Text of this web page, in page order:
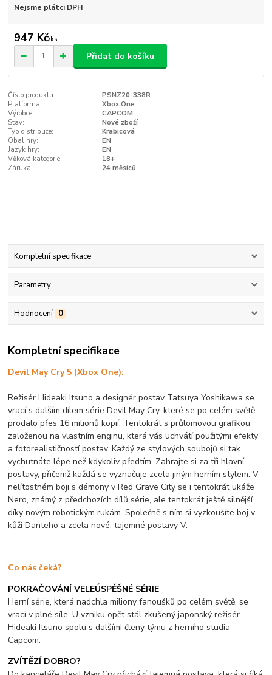
Nejsme plátci DPH
947 Kč/ks
Přidat do košíku
Číslo produktu:
PSNZ20-338R
Platforma:
Xbox One
Výrobce:
CAPCOM
Stav:
Nové zboží
Typ distribuce:
Krabicová
Obal hry:
EN
Jazyk hry:
EN
Věková kategorie:
18+
Záruka:
24 měsíců
Kompletní specifikace
Parametry
Hodnocení 0
Kompletní specifikace
Devil May Cry 5 (Xbox One):
Režisér Hideaki Itsuno a designér postav Tatsuya Yoshikawa se
vrací s dalším dílem série Devil May Cry, které se po celém světě
prodalo přes 16 milionů kopií. Tentokrát s průlomovou grafikou
založenou na vlastním enginu, která vás uchvátí použitými efekty
a fotorealističností postav. Každý ze stylových soubojů si tak
vychutnáte lépe než kdykoliv předtím. Zahrajte si za tři hlavní
postavy, přičemž každá se vyznačuje zcela jiným herním stylem. V
nelítostném boji s démony v Red Grave City se i tentokrát ukáže
Nero, známý z předchozích dílů série, ale tentokrát ještě silnější
díky novým robotickým rukám. Společně s ním si vyzkoušíte boj v
kůži Danteho a zcela nové, tajemné postavy V.
Co nás čeká?
POKRAČOVÁNÍ VELEÚSPĚŠNÉ SÉRIE
Herní série, která nadchla miliony fanoušků po celém světě, se
vrací v plné síle. U vzniku opět stál zkušený japonský režisér
Hideaki Itsuno spolu s dalšími členy týmu z herního studia
Capcom.
ZVÍTĚZÍ DOBRO?